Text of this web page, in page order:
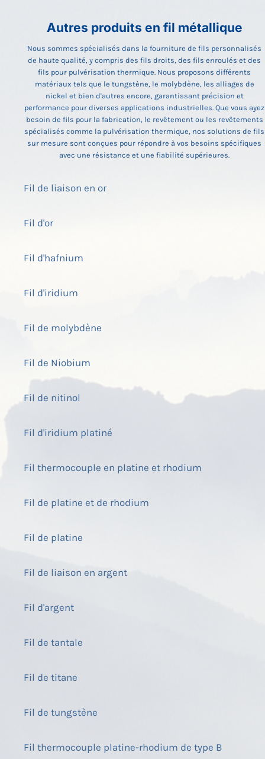
Autres produits en fil métallique
Nous sommes spécialisés dans la fourniture de fils personnalisés
de haute qualité, y compris des fils droits, des fils enroulés et des
fils pour pulvérisation thermique. Nous proposons différents
matériaux tels que le tungstène, le molybdène, les alliages de
nickel et bien d'autres encore, garantissant précision et
performance pour diverses applications industrielles. Que vous ayez
besoin de fils pour la fabrication, le revêtement ou les revêtements
spécialisés comme la pulvérisation thermique, nos solutions de fils
sur mesure sont conçues pour répondre à vos besoins spécifiques
avec une résistance et une fiabilité supérieures.
Fil de liaison en or
Fil d'or
Fil d'hafnium
Fil d'iridium
Fil de molybdène
Fil de Niobium
Fil de nitinol
Fil d'iridium platiné
Fil thermocouple en platine et rhodium
Fil de platine et de rhodium
Fil de platine
Fil de liaison en argent
Fil d'argent
Fil de tantale
Fil de titane
Fil de tungstène
Fil thermocouple platine-rhodium de type B